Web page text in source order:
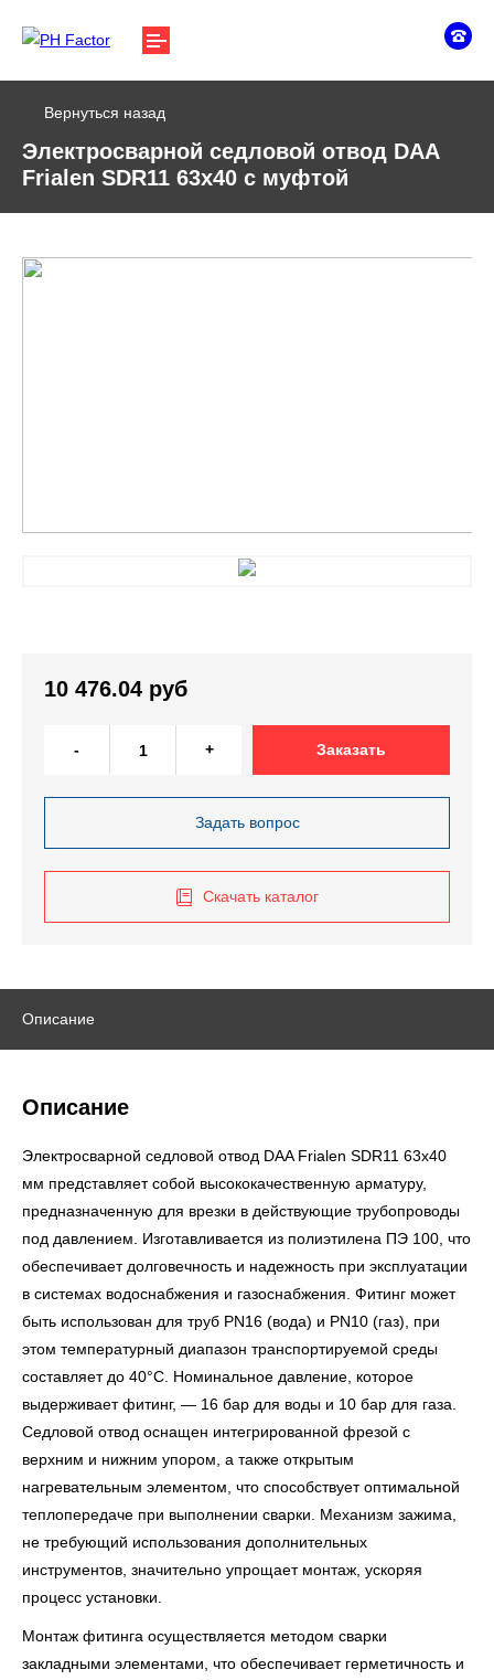
Вернуться назад
Электросварной седловой отвод DAA
Frialen SDR11 63х40 с муфтой
10 476.04 руб
- + Заказать
Задать вопрос
Скачать каталог
Описание
Описание
Электросварной седловой отвод DAA Frialen SDR11 63х40
мм представляет собой высококачественную арматуру,
предназначенную для врезки в действующие трубопроводы
под давлением. Изготавливается из полиэтилена ПЭ 100, что
обеспечивает долговечность и надежность при эксплуатации
в системах водоснабжения и газоснабжения. Фитинг может
быть использован для труб PN16 (вода) и PN10 (газ), при
этом температурный диапазон транспортируемой среды
составляет до 40°С. Номинальное давление, которое
выдерживает фитинг, — 16 бар для воды и 10 бар для газа.
Седловой отвод оснащен интегрированной фрезой с
верхним и нижним упором, а также открытым
нагревательным элементом, что способствует оптимальной
теплопередаче при выполнении сварки. Механизм зажима,
не требующий использования дополнительных
инструментов, значительно упрощает монтаж, ускоряя
процесс установки.
Монтаж фитинга осуществляется методом сварки
закладными элементами, что обеспечивает герметичность и